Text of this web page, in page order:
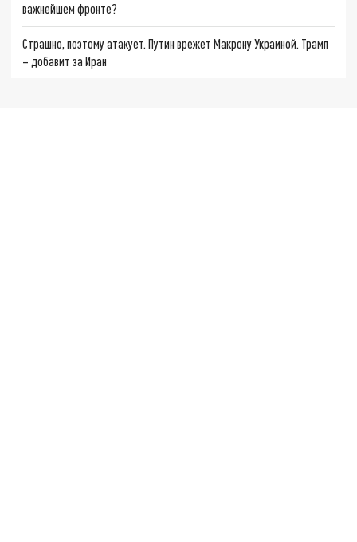
важнейшем фронте?
Страшно, поэтому атакует. Путин врежет Макрону Украиной. Трамп
– добавит за Иран